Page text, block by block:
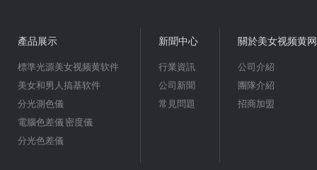
產品展示
標準光源美女视频黄软件
美女和男人搞基软件
分光測色儀
電腦色差儀 密度儀
分光色差儀
新聞中心
行業資訊
公司新聞
常見問題
關於美女视频黄
公司介紹
團隊介紹
招商加盟